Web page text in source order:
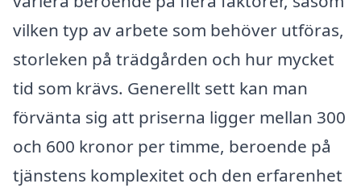
vilken typ av arbete som behöver utföras,
storleken på trädgården och hur mycket
tid som krävs. Generellt sett kan man
förvänta sig att priserna ligger mellan 300
och 600 kronor per timme, beroende på
tjänstens komplexitet och den erfarenhet